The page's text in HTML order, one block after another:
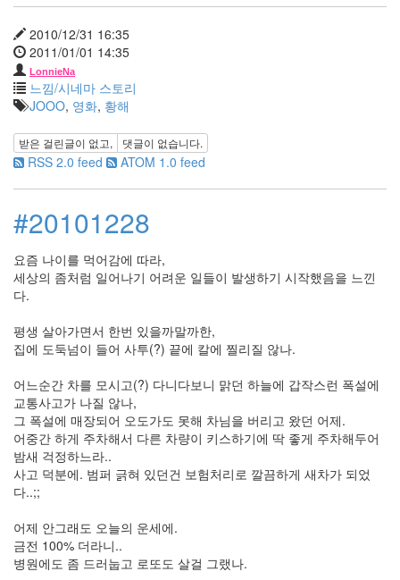
2010/12/31 16:35
2011/01/01 14:35
LonnieNa
느낌/시네마 스토리
JOOO, 영화, 황해
받은 걸린글이 없고, 댓글이 없습니다.
RSS 2.0 feed ATOM 1.0 feed
#20101228
요즘 나이를 먹어감에 따라,
세상의 좀처럼 일어나기 어려운 일들이 발생하기 시작했음을 느낀
다.
평생 살아가면서 한번 있을까말까한,
집에 도둑넘이 들어 사투(?) 끝에 칼에 찔리질 않나.
어느순간 차를 모시고(?) 다니다보니 맑던 하늘에 갑작스런 폭설에
교통사고가 나질 않나,
그 폭설에 매장되어 오도가도 못해 차님을 버리고 왔던 어제.
어중간 하게 주차해서 다른 차량이 키스하기에 딱 좋게 주차해두어
밤새 걱정하느라..
사고 덕분에. 범퍼 긁혀 있던건 보험처리로 깔끔하게 새차가 되었
다..;;
어제 안그래도 오늘의 운세에.
금전 100% 더라니..
병원에도 좀 드러눕고 로또도 살걸 그랬나.
년
7
월
5
2011
년
월
1
2011
년
월
2011
년
10
3
2011
11
월
3
2011
년
12
월
2012
년
1